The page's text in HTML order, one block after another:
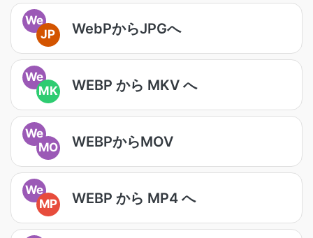
We
JP
WebPからJPGへ
We
MK
WEBP から MKV へ
We
MO
WEBPからMOV
We
MP
WEBP から MP4 へ